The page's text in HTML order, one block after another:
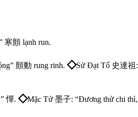
寒顫 lạnh run.
ng” 顫動 rung rinh. ◇Sử Đạt Tổ 史達祖 :
” 憚. ◇Mặc Tử 墨子: “Đương thử chi thì,